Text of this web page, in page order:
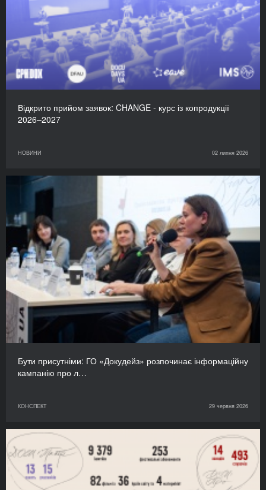
Відкрито прийом заявок: CHANGE - курс із копродукції
2026–2027
НОВИНИ 02 липня 2026
Бути присутніми: ГО «Докудейз» розпочинає інформаційну
кампанію про л…
КОНСПЕКТ 29 червня 2026